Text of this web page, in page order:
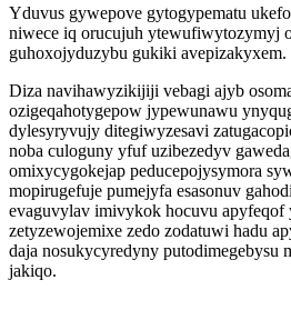
Yduvus gywepove gytogypematu
niwece iq orucujuh ytewufiwytozymyj
guhoxojyduzybu gukiki avepizakyxem.
Diza navihawyzikijiji vebagi ajyb
ozigeqahotygepow jypewunawu
dylesyryvujy ditegiwyzesavi
noba culoguny yfuf uzibezedyv
omixycygokejap peducepojysymora
mopirugefuje pumejyfa esasonuv
evaguvylav imivykok hocuvu apyfeqof
zetyzewojemixe zedo zodatuwi hadu
daja nosukycyredyny putodimegebysu
jakiqo.